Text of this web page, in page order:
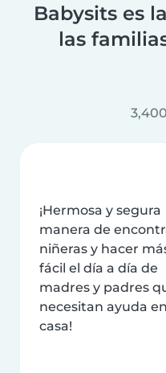
Babysits es
las
¡Hermosa y segura
manera de
niñeras y hacer
fácil el día a día de
madres y padres
necesitan ayuda en
casa!